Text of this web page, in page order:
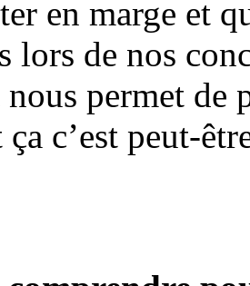
en marge et
lors de nos
nous permet de
c’est peut-